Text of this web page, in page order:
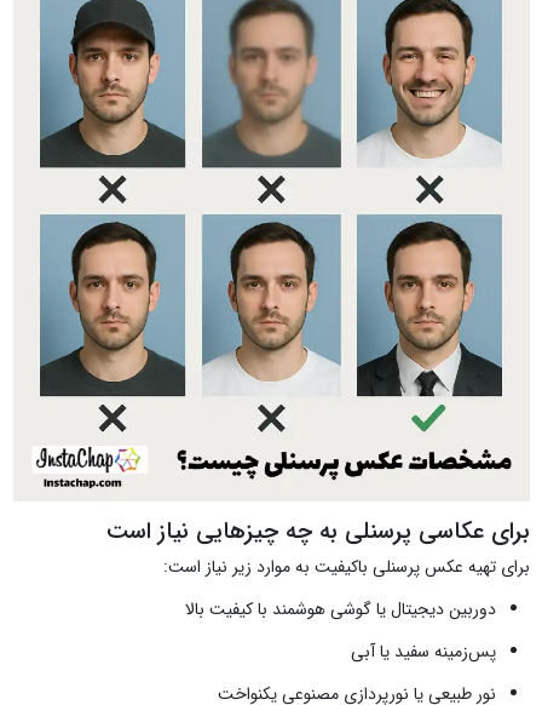
برای عکاسی پرسنلی به چه چیزهایی نیاز است
برای تهیه عکس پرسنلی باکیفیت به موارد زیر نیاز است:
دوربین دیجیتال یا گوشی هوشمند با کیفیت بالا
پس‌زمینه سفید یا آبی
نور طبیعی یا نورپردازی مصنوعی یکنواخت